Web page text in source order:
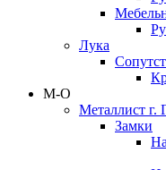
Лука
М-О
Металлист г.
Замки